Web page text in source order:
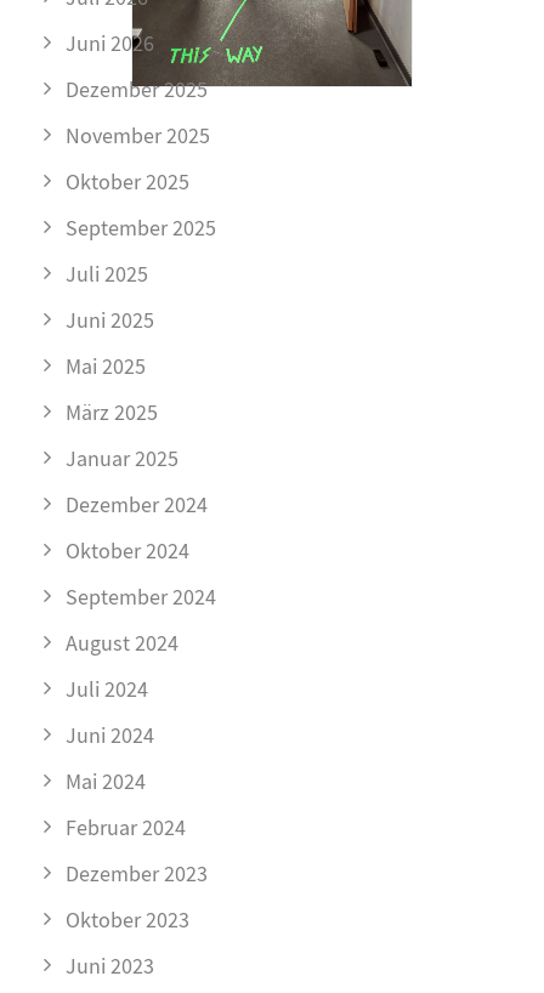
Juni 2026
Dezember 2025
November 2025
Oktober 2025
September 2025
Juli 2025
Juni 2025
Mai 2025
März 2025
Januar 2025
Dezember 2024
Oktober 2024
September 2024
August 2024
Juli 2024
Juni 2024
Mai 2024
Februar 2024
Dezember 2023
Oktober 2023
Juni 2023